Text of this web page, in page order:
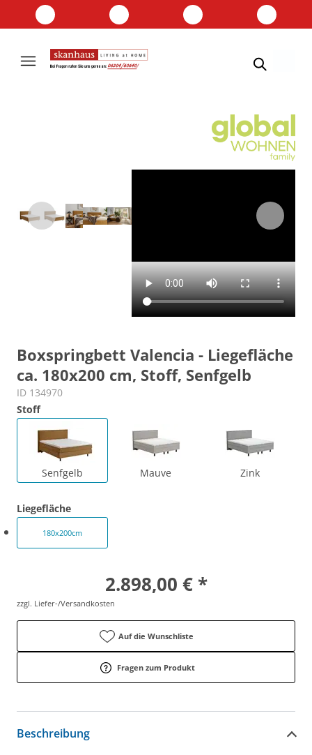
Boxspringbett Valencia - Liegefläche
ca. 180x200 cm, Stoff, Senfgelb
ID 134970
Stoff
Senfgelb Mauve Zink
Liegefläche
180x200cm
2.898,00 € *
zzgl. Liefer-/Versandkosten
Auf die Wunschliste
Fragen zum Produkt
Beschreibung